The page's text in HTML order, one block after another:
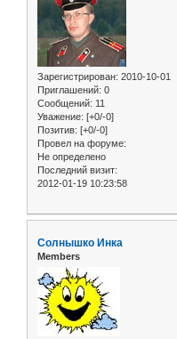
Зарегистрирован: 2010-10-01
Приглашений: 0
Сообщений: 11
Уважение: [+0/-0]
Позитив: [+0/-0]
Провел на форуме:
Не определено
Последний визит:
2012-01-19 10:23:58
Солнышко Инка
Members